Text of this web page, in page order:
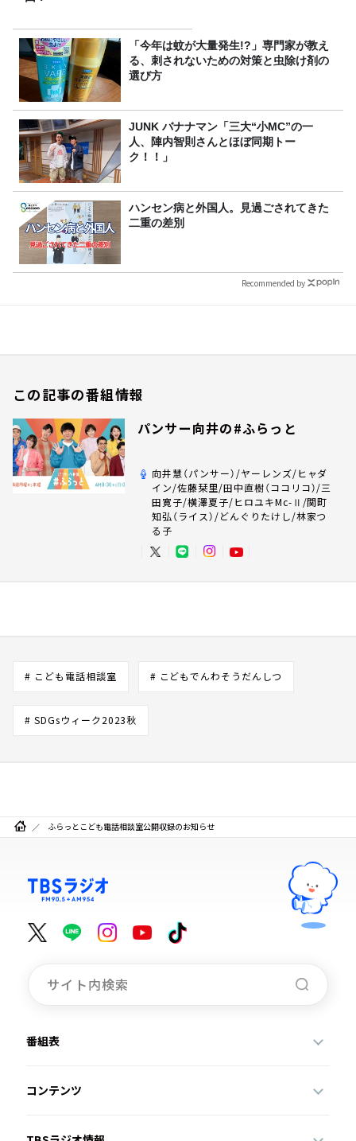
「今年は蚊が大量発生!?」専門家が教え
る、刺されないための対策と虫除け剤の
選び方
JUNK バナナマン「三大“小MC”の一
人、陣内智則さんとほぼ同期トー
ク！！」
ハンセン病と外国人。見過ごされてきた
二重の差別
Recommended by
この記事の番組情報
パンサー向井の#ふらっと
向井慧（パンサー）/ヤーレンズ/ヒャダ
イン/佐藤栞里/田中直樹（ココリコ）/三
田寛子/横澤夏子/ヒロユキMc-Ⅱ/関町
知弘（ライス）/どんぐりたけし/林家つ
る子
# こども電話相談室 # こどもでんわそうだんしつ
# SDGsウィーク2023秋
ふらっとこども電話相談室公開収録のお知らせ
番組表
コンテンツ